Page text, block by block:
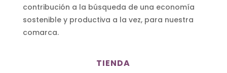
contribución a la búsqueda de una economía
sostenible y productiva a la vez, para nuestra
comarca.
TIENDA